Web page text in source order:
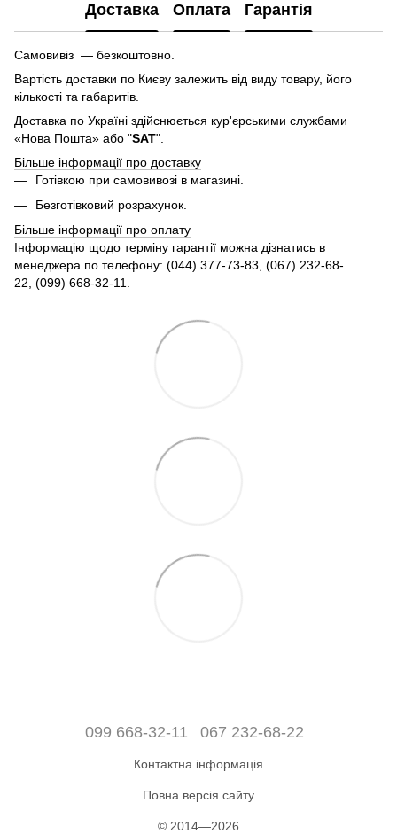
Доставка Оплата Гарантія
Самовивіз — безкоштовно.
Вартість доставки по Києву залежить від виду товару, його
кількості та габаритів.
Доставка по Україні здійснюється кур'єрськими службами
«Нова Пошта» або "SAT".
Більше інформації про доставку
Готівкою при самовивозі в магазині.
Безготівковий розрахунок.
Більше інформації про оплату
Інформацію щодо терміну гарантії можна дізнатись в
менеджера по телефону: (044) 377-73-83, (067) 232-68-
22, (099) 668-32-11.
099 668-32-11 067 232-68-22
Контактна інформація
Повна версія сайту
© 2014—2026